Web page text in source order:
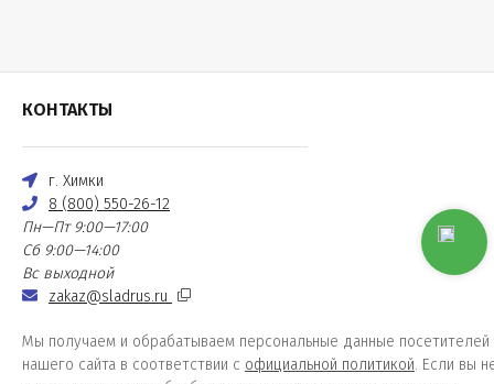
КОНТАКТЫ
г. Химки
8 (800) 550-26-12
Пн—Пт 9:00—17:00
Сб 9:00—14:00
Вс выходной
zakaz@sladrus.ru
Мы получаем и обрабатываем персональные данные посетителей
нашего сайта в соответствии с официальной политикой. Если вы